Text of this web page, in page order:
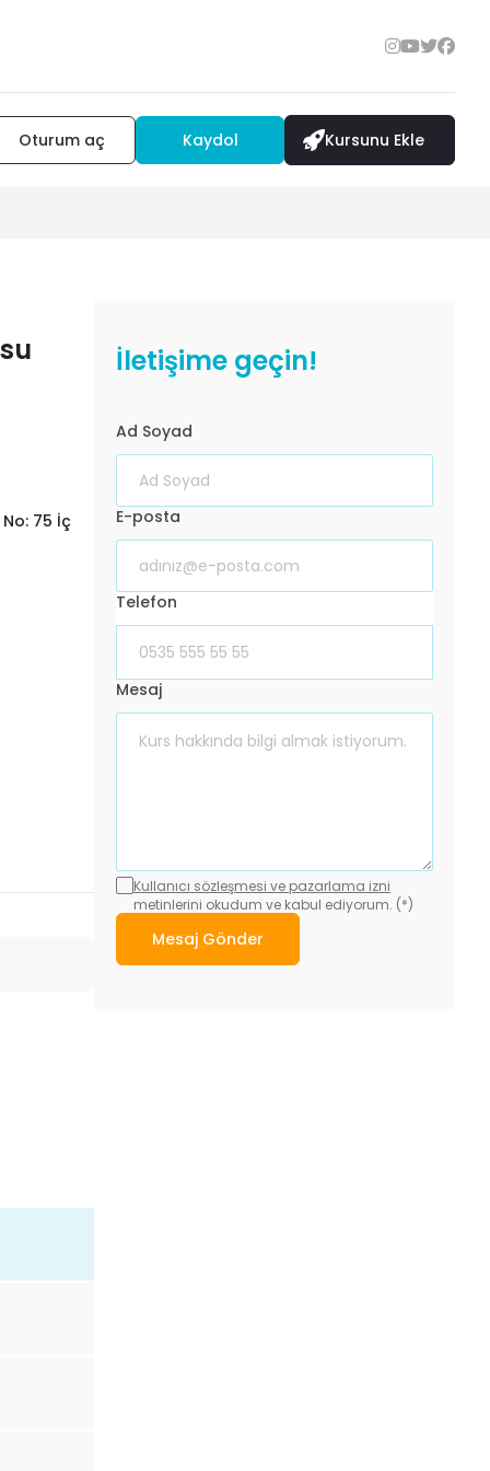
Oturum aç Kaydol Kursunu Ekle
75 İç
İletişime geçin!
Ad Soyad
E-posta
Telefon
Mesaj
Kullanıcı sözleşmesi ve pazarlama izni
metinlerini okudum ve kabul ediyorum. (*)
Mesaj Gönder